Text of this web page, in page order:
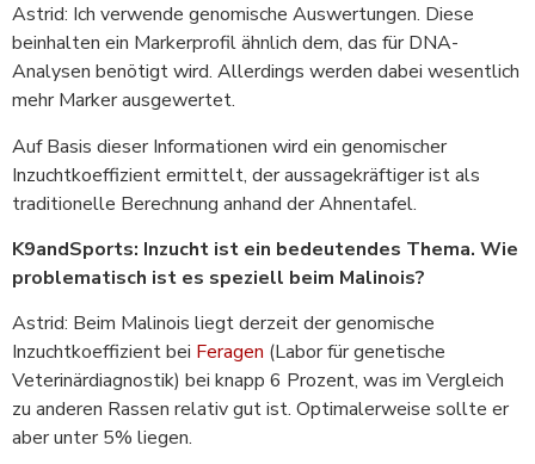
Astrid: Ich verwende genomische Auswertungen. Diese
beinhalten ein Markerprofil ähnlich dem, das für DNA-
Analysen benötigt wird. Allerdings werden dabei wesentlich
mehr Marker ausgewertet.
Auf Basis dieser Informationen wird ein genomischer
Inzuchtkoeffizient ermittelt, der aussagekräftiger ist als
traditionelle Berechnung anhand der Ahnentafel.
K9andSports: Inzucht ist ein bedeutendes Thema. Wie
problematisch ist es speziell beim Malinois?
Astrid: Beim Malinois liegt derzeit der genomische
Inzuchtkoeffizient bei Feragen (Labor für genetische
Veterinärdiagnostik) bei knapp 6 Prozent, was im Vergleich
zu anderen Rassen relativ gut ist. Optimalerweise sollte er
aber unter 5% liegen.